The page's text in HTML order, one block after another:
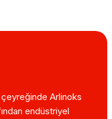
Arlinoks
endüstriyel